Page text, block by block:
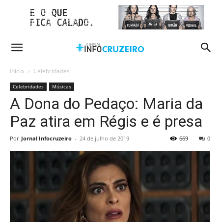
Início Celebridades
Celebridades Músicas
A Dona do Pedaço: Maria da
Paz atira em Régis e é presa
Por Jornal Infocruzeiro - 24 de julho de 2019 0
669